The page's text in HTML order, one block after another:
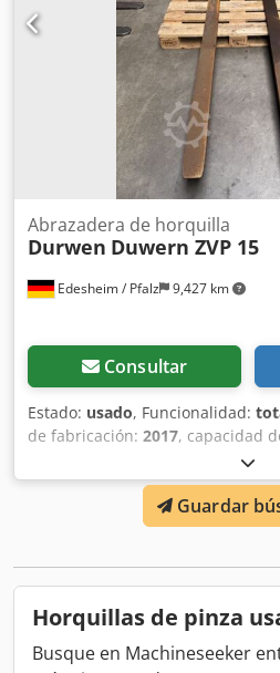
inmediata. Si tiene más
Además de este modelo,
vehículos industriales más en
web fleischmann-foerdertechnik.
de leasing y financiación y
económico para usted. También
como parte de pago, incluso si
con nosotros. Las horas de
corresponden a la fecha de
modificaciones y errores
Edesheim / Pfalz 9,427 km
Abrazadera de horquilla
Durwen Duwern ZVP 15
Consultar
Estado: usado, Funcionalidad:
de fabricación: 2017, capacidad
, ancho de
Horquilla de sujeción Centro de
Clase ISO: Clase ISO 2 = 1.000 -
su uso y completamente
pregunta, no dude en llamarnos.
manipulación de materiales en
nuestra página web,
obtener más información.
Guardar
Horquillas de pinza
Busque en Machineseeker